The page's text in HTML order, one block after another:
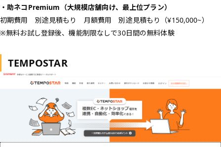
・助ネコPremium（大規模店舗向け、最上位プラン）
初期費用 別途見積もり 月額費用 別途見積もり（¥150,000~）
※無料お試し登録後、機能制限なしで30日間の無料体験
TEMPOSTAR